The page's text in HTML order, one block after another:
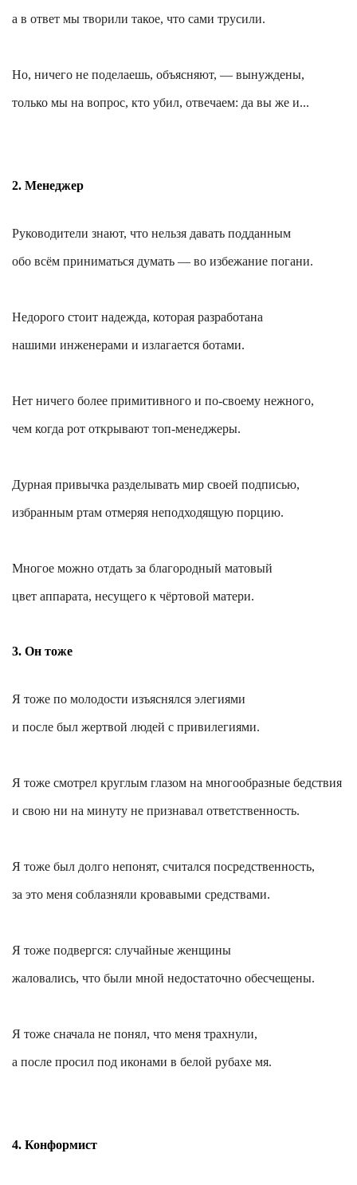
а в ответ мы творили такое, что сами трусили.
Но, ничего не поделаешь, объясняют, — вынуждены,
только мы на вопрос, кто убил, отвечаем: да вы же и...
2. Менеджер
Руководители знают, что нельзя давать подданным
обо всём приниматься думать — во избежание погани.
Недорого стоит надежда, которая разработана
нашими инженерами и излагается ботами.
Нет ничего более примитивного и по-своему нежного,
чем когда рот открывают топ-менеджеры.
Дурная привычка разделывать мир своей подписью,
избранным ртам отмеряя неподходящую порцию.
Многое можно отдать за благородный матовый
цвет аппарата, несущего к чёртовой матери.
3. Он тоже
Я тоже по молодости изъяснялся элегиями
и после был жертвой людей с привилегиями.
Я тоже смотрел круглым глазом на многообразные бедствия
и свою ни на минуту не признавал ответственность.
Я тоже был долго непонят, считался посредственность,
за это меня соблазняли кровавыми средствами.
Я тоже подвергся: случайные женщины
жаловались, что были мной недостаточно обесчещены.
Я тоже сначала не понял, что меня трахнули,
а после просил под иконами в белой рубахе мя.
4. Конформист